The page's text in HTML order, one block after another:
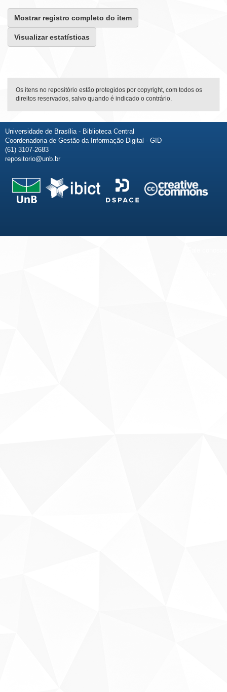
Mostrar registro completo do item
Visualizar estatísticas
Os itens no repositório estão protegidos por copyright, com todos os
direitos reservados, salvo quando é indicado o contrário.
Universidade de Brasília - Biblioteca Central
Coordenadoria de Gestão da Informação Digital - GID
(61) 3107-2683
repositorio@unb.br